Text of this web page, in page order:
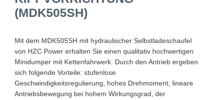
(MDK505SH)
Mit dem MDK505SH mit hydraulischer Selbstladeschaufel
von HZC Power erhalten Sie einen qualitativ hochwertigen
Minidumper mit Kettenfahrwerk. Durch den Antrieb ergeben
sich folgende Vorteile: stufenlose
Geschwindigkeitsregulierung, hohes Drehmoment, lineare
Antriebsbewegung bei hohem Wirkungsgrad, der